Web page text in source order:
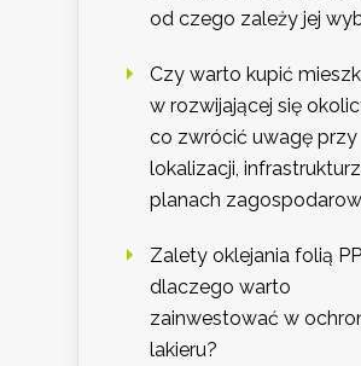
od czego zależy jej
Czy warto kupić
w rozwijającej się
co zwrócić uwagę przy
lokalizacji,
planach
Zalety oklejania folią
dlaczego warto
zainwestować w
lakieru?